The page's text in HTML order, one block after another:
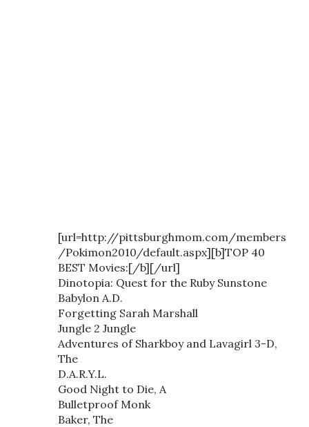
[url=http://pittsburghmom.com/members
/Pokimon2010/default.aspx][b]TOP 40
BEST Movies:[/b][/url]
Dinotopia: Quest for the Ruby Sunstone
Babylon A.D.
Forgetting Sarah Marshall
Jungle 2 Jungle
Adventures of Sharkboy and Lavagirl 3-D,
The
D.A.R.Y.L.
Good Night to Die, A
Bulletproof Monk
Baker, The